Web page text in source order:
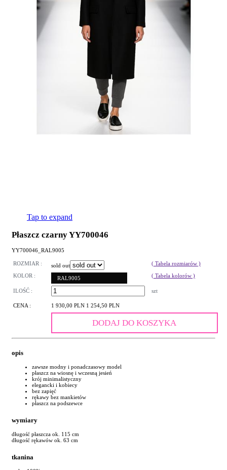
Tap to expand
Płaszcz czarny YY700046
YY700046_RAL9005
ROZMIAR : sold out
( Tabela rozmiarów )
KOLOR :
RAL9005 ( Tabela kolorów )
ILOŚĆ : szt
CENA : 1 930,00 PLN 1 254,50 PLN
DODAJ DO KOSZYKA
opis
zawsze modny i ponadczasowy model
płaszcz na wiosnę i wczesną jesień
krój minimalistyczny
elegancki i kobiecy
bez zapięć
rękawy bez mankietów
płaszcz na podszewce
wymiary
długość płaszcza ok. 115 cm
długość rękawów ok. 63 cm
tkanina